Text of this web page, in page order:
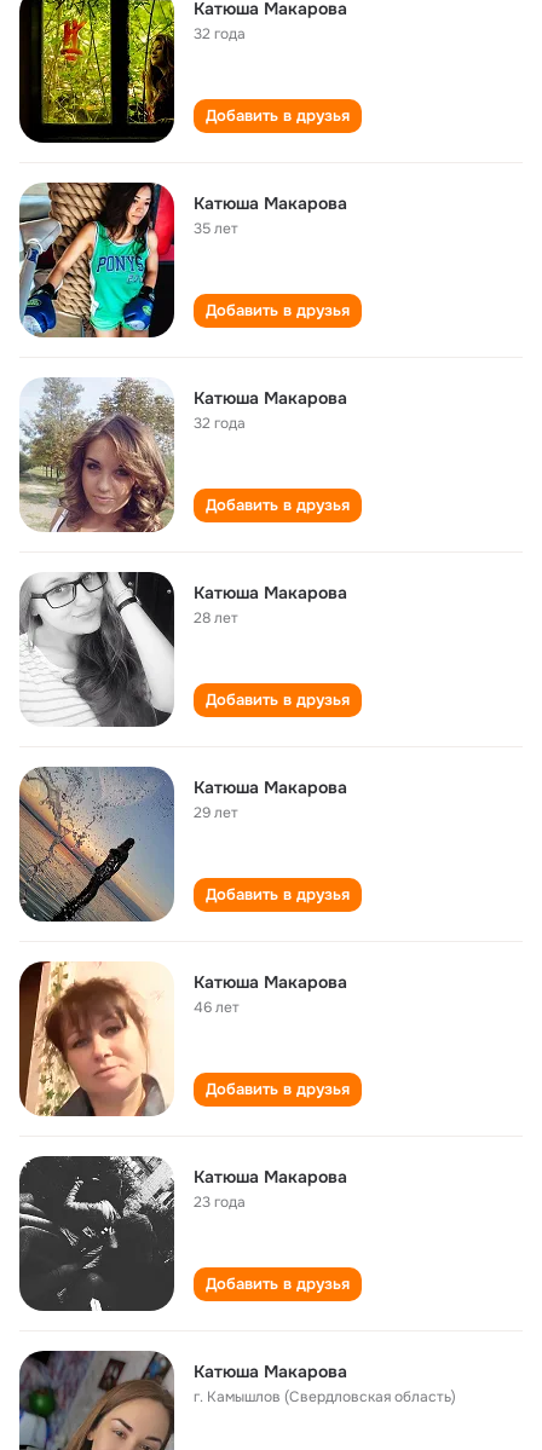
Катюша Макарова
32 года
Добавить в друзья
Катюша Макарова
35 лет
Добавить в друзья
Катюша Макарова
32 года
Добавить в друзья
Катюша Макарова
28 лет
Добавить в друзья
Катюша Макарова
29 лет
Добавить в друзья
Катюша Макарова
46 лет
Добавить в друзья
Катюша Макарова
23 года
Добавить в друзья
Катюша Макарова
г. Камышлов (Свердловская область)